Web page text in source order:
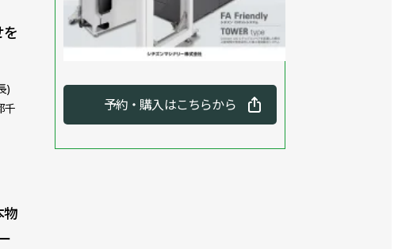
)
千
物
予約・購入はこちらから